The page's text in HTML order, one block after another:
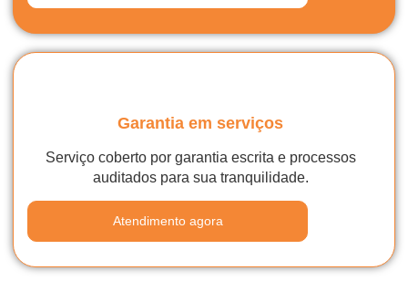
Garantia em serviços
Serviço coberto por garantia escrita e processos
auditados para sua tranquilidade.
Atendimento agora